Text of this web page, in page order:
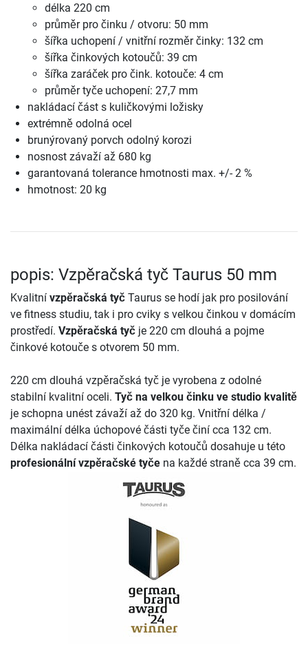
délka 220 cm
průměr pro činku / otvoru: 50 mm
šířka uchopení / vnitřní rozměr činky: 132 cm
šířka činkových kotoučů: 39 cm
šířka zaráček pro čink. kotouče: 4 cm
průměr tyče uchopení: 27,7 mm
nakládací část s kuličkovými ložisky
extrémně odolná ocel
brunýrovaný porvch odolný korozi
nosnost závaží až 680 kg
garantovaná tolerance hmotnosti max. +/- 2 %
hmotnost: 20 kg
popis: Vzpěračská tyč Taurus 50 mm
Kvalitní vzpěračská tyč Taurus se hodí jak pro posilování
ve fitness studiu, tak i pro cviky s velkou činkou v domácím
prostředí. Vzpěračská tyč je 220 cm dlouhá a pojme
činkové kotouče s otvorem 50 mm.
220 cm dlouhá vzpěračská tyč je vyrobena z odolné
stabilní kvalitní oceli. Tyč na velkou činku ve studio kvalitě
je schopna unést závaží až do 320 kg. Vnitřní délka /
maximální délka úchopové části tyče činí cca 132 cm.
Délka nakládací části činkových kotoučů dosahuje u této
profesionální vzpěračské tyče na každé straně cca 39 cm.